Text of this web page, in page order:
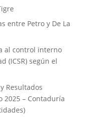
entre Petro y De La
al control interno
(ICSR) según el
Resultados
2025 – Contaduría